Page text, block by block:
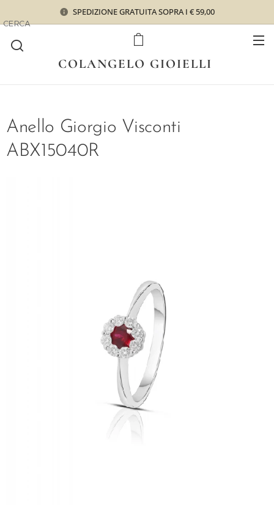
SPEDIZIONE GRATUITA SOPRA I € 59,00
COLANGELO GIOIELLI
CERCA
Anello Giorgio Visconti
ABX15040R